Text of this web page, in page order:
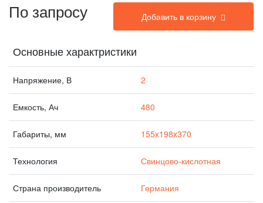
По запросу Добавить в корзину
Основные характристики
Напряжение, В 2
Емкость, Ач 480
Габариты, мм 155x198x370
Технология Свинцово-кислотная
Страна производитель Германия